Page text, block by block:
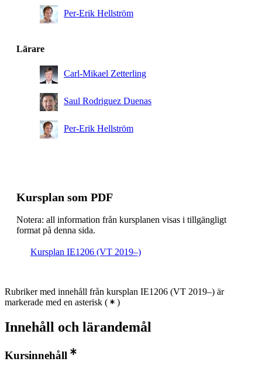
Per-Erik Hellström
Lärare
Carl-Mikael Zetterling
Saul Rodriguez Duenas
Per-Erik Hellström
Kursplan som PDF
Notera: all information från kursplanen visas i tillgängligt
format på denna sida.
Kursplan IE1206 (VT 2019–)
Rubriker med innehåll från kursplan IE1206 (VT 2019–) är
markerade med en asterisk ( )
Innehåll och lärandemål
Kursinnehåll